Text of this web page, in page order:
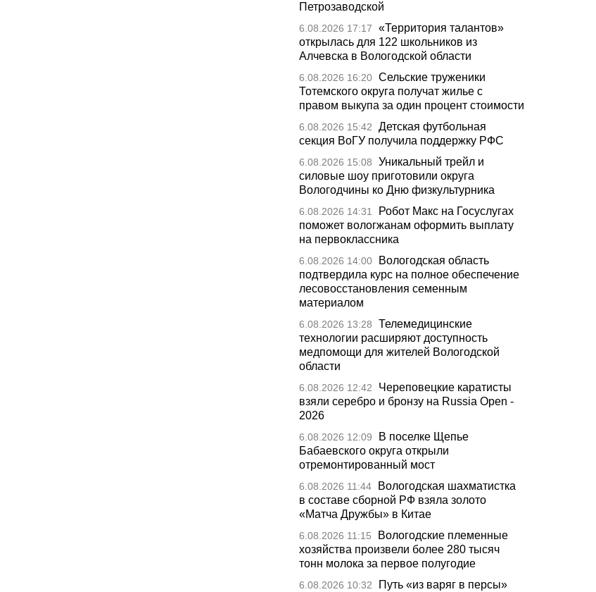
Петрозаводской
6.08.2026 17:17
«Территория талантов»
открылась для 122 школьников из
Алчевска в Вологодской области
6.08.2026 16:20 Сельские труженики
Тотемского округа получат жилье с
правом выкупа за один процент стоимости
6.08.2026 15:42
Детская футбольная
секция ВоГУ получила поддержку РФС
6.08.2026 15:08
Уникальный трейл и
силовые шоу приготовили округа
Вологодчины ко Дню физкультурника
6.08.2026 14:31
Робот Макс на Госуслугах
поможет вологжанам оформить выплату
на первоклассника
6.08.2026 14:00
Вологодская область
подтвердила курс на полное обеспечение
лесовосстановления семенным
материалом
6.08.2026 13:28
Телемедицинские
технологии расширяют доступность
медпомощи для жителей Вологодской
области
6.08.2026 12:42
Череповецкие каратисты
взяли серебро и бронзу на Russia Open -
2026
6.08.2026 12:09
В поселке Щепье
Бабаевского округа открыли
отремонтированный мост
6.08.2026 11:44
Вологодская шахматистка
в составе сборной РФ взяла золото
«Матча Дружбы» в Китае
6.08.2026 11:15
Вологодские племенные
хозяйства произвели более 280 тысяч
тонн молока за первое полугодие
6.08.2026 10:32
Путь «из варяг в персы»